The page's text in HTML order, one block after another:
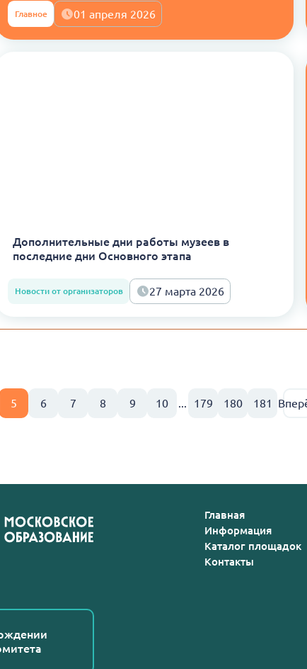
Главное 01 апреля 2026
Дополнительные дни работы музеев в
последние дни Основного этапа
Новости от организаторов 27 марта 2026
5 6 7 8 9 10 ... 179 180 181
Главная
Информация
Каталог площадок
Контакты